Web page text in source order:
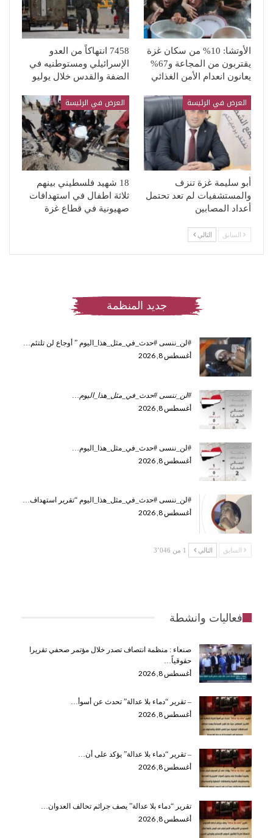
الأوتشا: 10% من سكان غزة
يقتربون من المجاعة و67%
يعانون انعدام الأمن الغذائي
7458 انتهاكاً من العدو
الإسرائيلي ومستوطنيه في
الضفة والقدس خلال يوليو
العرض في الرئيسة
أبو سليمة غزة تنزف
والمستشفيات لم تعد تحتمل
أعداد المصابين
العرض في الرئيسة
18 شهيد فلسطيني بينهم
ثلاثة اطفال في استهدافات
صهيونية في قطاع غزة
السابق التالي
جديد المنظمة
#لن_ننسى #حدث_في_مثل_هذا_اليوم ” أوجاع لن تلتئم…
أغسطس 8, 2026
#لن_ننسى #حدث_في_مثل_هذا_اليوم…
أغسطس 8, 2026
#لن_ننسى #حدث_في_مثل_هذا_اليوم…
أغسطس 8, 2026
#لن_ننسى #حدث_في_مثل_هذا_اليوم “تقرير استهداف…
أغسطس 8, 2026
السابق التالي 1 من 3٬046
فعاليات وانشطة
صنعاء : منظمة انتصاف تصدر خلال مؤتمر صحفي تقريرا
حقوقياً…
أغسطس 8, 2026
– تقرير “دماء بلا عدالة” تحدث عن أسوأ…
أغسطس 8, 2026
– تقرير “دماء بلا عدالة” يؤكد على أن…
أغسطس 8, 2026
تقرير “دماء بلا عدالة” يصف جرائم تحالف العدوان…
أغسطس 8, 2026